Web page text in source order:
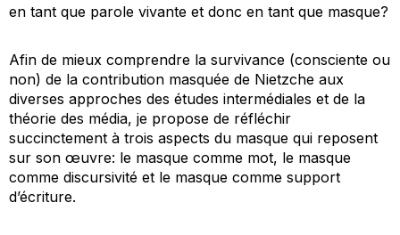
en tant que parole vivante et donc en tant que masque?
Afin de mieux comprendre la survivance (consciente ou
non) de la contribution masquée de Nietzche aux
diverses approches des études intermédiales et de la
théorie des média, je propose de réfléchir
succinctement à trois aspects du masque qui reposent
sur son œuvre: le masque comme mot, le masque
comme discursivité et le masque comme support
d’écriture.